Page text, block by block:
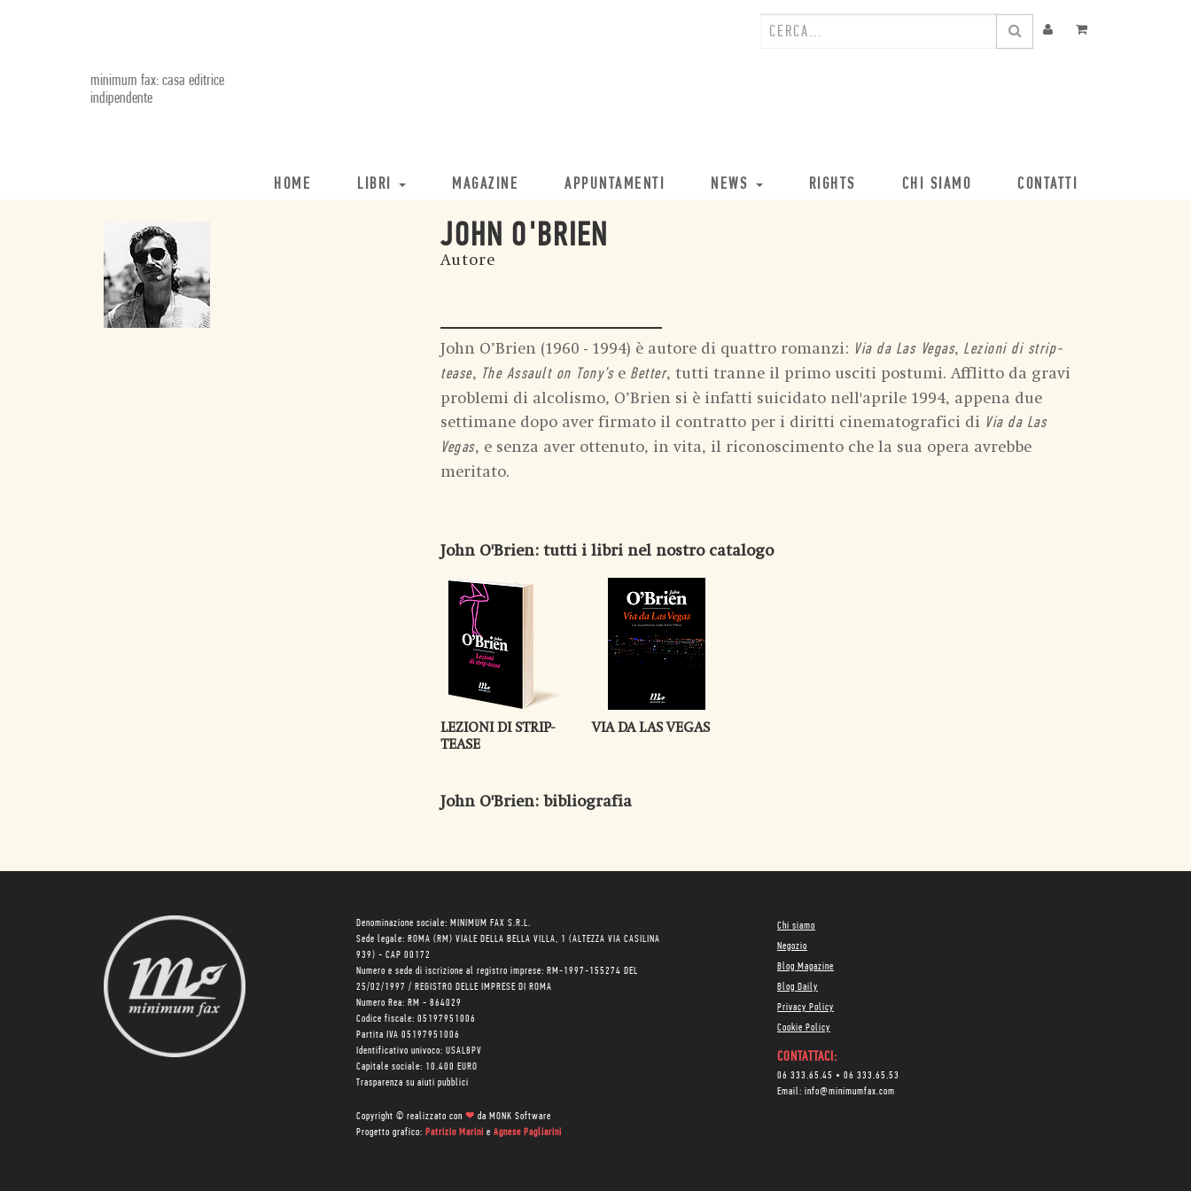
minimum fax: casa editrice
indipendente
HOME LIBRI MAGAZINE APPUNTAMENTI NEWS RIGHTS CHI SIAMO CONTATTI
JOHN O'BRIEN
Autore
John O’Brien (1960 - 1994) è autore di quattro romanzi: Via da Las Vegas, Lezioni di strip-
tease, The Assault on Tony’se Better, tutti tranne il primo usciti postumi. Afflitto da gravi
problemi di alcolismo, O’Brien si è infatti suicidato nell'aprile 1994, appena due
settimane dopo aver firmato il contratto per i diritti cinematografici di Via da Las
Vegas, e senza aver ottenuto, in vita, il riconoscimento che la sua opera avrebbe
meritato.
John O'Brien: tutti i libri nel nostro catalogo
LEZIONI DI STRIP-
TEASE
VIA DA LAS VEGAS
John O'Brien: bibliografia
Denominazione sociale: MINIMUM FAX S.R.L.
Sede legale: ROMA (RM) VIALE DELLA BELLA VILLA, 1 (ALTEZZA VIA CASILINA
939) - CAP 00172
Numero e sede di iscrizione al registro imprese: RM-1997-155274 DEL
25/02/1997 / REGISTRO DELLE IMPRESE DI ROMA
Numero Rea: RM - 864029
Codice fiscale: 05197951006
Partita IVA 05197951006
Identificativo univoco: USAL8PV
Capitale sociale: 10.400 EURO
Trasparenza su aiuti pubblici
Copyright © realizzato con ❤ da MONK Software
Progetto grafico: Patrizio Marini e Agnese Pagliarini
Chi siamo
Negozio
Blog Magazine
Blog Daily
Privacy Policy
Cookie Policy
CONTATTACI:
06 333.65.45 • 06 333.65.53
Email: info@minimumfax.com